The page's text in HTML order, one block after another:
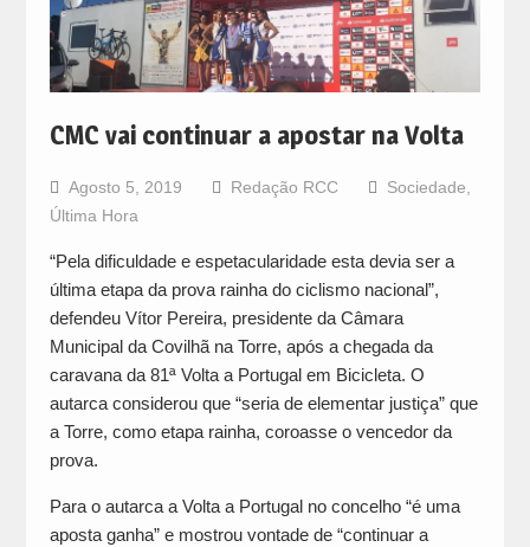
CMC vai continuar a apostar na Volta
Agosto 5, 2019 Redação RCC Sociedade
Última Hora
“Pela dificuldade e espetacularidade esta devia ser a
última etapa da prova rainha do ciclismo nacional”,
defendeu Vítor Pereira, presidente da Câmara
Municipal da Covilhã na Torre, após a chegada da
caravana da 81ª Volta a Portugal em Bicicleta. O
autarca considerou que “seria de elementar justiça” que
a Torre, como etapa rainha, coroasse o vencedor da
prova.
Para o autarca a Volta a Portugal no concelho “é uma
aposta ganha” e mostrou vontade de “continuar a